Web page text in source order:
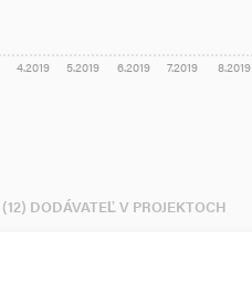
4.2019 5.2019 6.2019 7.2019 8.2019
(12) DODÁVATEĽ V PROJEKTOCH